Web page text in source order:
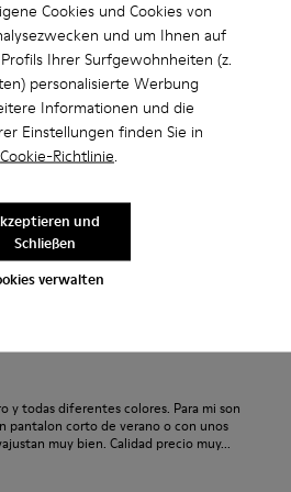
Cookies und Cookies von
und um Ihnen auf
Ihrer Surfgewohnheiten (z.
personalisierte Werbung
Informationen und die
Einstellungen finden Sie in
Cookie-Richtlinie.
verwalten
und
Schließen
take back proprio per riavere un altro paio
esteticamente sia come comfort
Einstellung
Breite
Schmal
y todas diferentes colores. Para mi son
pantalon corto de verano o con unos
muy bien. Calidad precio muy...